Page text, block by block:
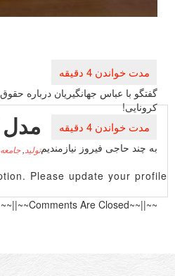
راهبری
نوشته
گفتگو با عباس جهانگیریان درباره
كرونایی!
به چند حاجی فیروز نیازمندیمتولید ,جامعه
Please update your profile.
~~||~~Comments Are Closed~~||~~